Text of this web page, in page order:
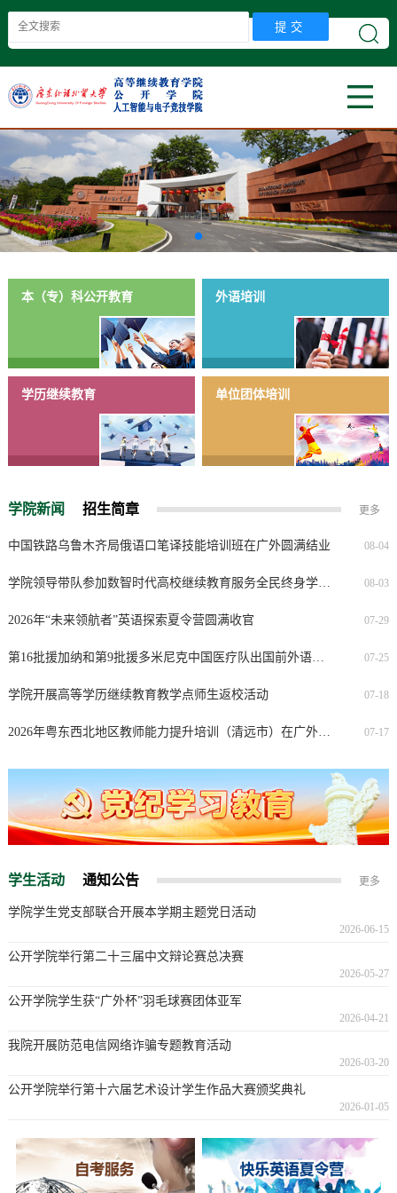
首页
学院概况
教学科研
学生工作
党建工作
教工之家
招生就业
自考服务
本（专）科公开教育 外语培训
学历继续教育 单位团体培训
学院新闻 招生简章 更多
中国铁路乌鲁木齐局俄语口笔译技能培训班在广外圆满结业 08-04
学院领导带队参加数智时代高校继续教育服务全民终身学习创新实践研修班 08-03
2026年“未来领航者”英语探索夏令营圆满收官 07-29
第16批援加纳和第9批援多米尼克中国医疗队出国前外语等综合培训班在广外开班 07-25
学院开展高等学历继续教育教学点师生返校活动 07-18
2026年粤东西北地区教师能力提升培训（清远市）在广外顺利开班 07-17
学生活动 通知公告 更多
学院学生党支部联合开展本学期主题党日活动
2026-06-15
公开学院举行第二十三届中文辩论赛总决赛
2026-05-27
公开学院学生获“广外杯”羽毛球赛团体亚军
2026-04-21
我院开展防范电信网络诈骗专题教育活动
2026-03-20
公开学院举行第十六届艺术设计学生作品大赛颁奖典礼
2026-01-05